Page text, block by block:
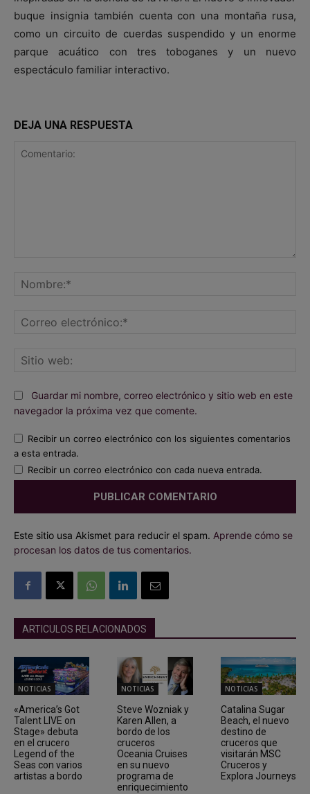
buque insignia también cuenta con una montaña rusa,
como un circuito de cuerdas suspendido y un enorme
parque acuático con tres toboganes y un nuevo
espectáculo familiar interactivo.
DEJA UNA RESPUESTA
Guardar mi nombre, correo electrónico y sitio web en este
navegador la próxima vez que comente.
Recibir un correo electrónico con los siguientes comentarios
a esta entrada.
Recibir un correo electrónico con cada nueva entrada.
Este sitio usa Akismet para reducir el spam. Aprende cómo se
procesan los datos de tus comentarios.
ARTICULOS RELACIONADOS
NOTICIAS
«America’s Got
Talent LIVE on
Stage» debuta
en el crucero
Legend of the
Seas con varios
artistas a bordo
NOTICIAS
Steve Wozniak y
Karen Allen, a
bordo de los
cruceros
Oceania Cruises
en su nuevo
programa de
enriquecimiento
NOTICIAS
Catalina Sugar
Beach, el nuevo
destino de
cruceros que
visitarán MSC
Cruceros y
Explora Journeys